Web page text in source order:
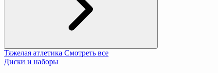
Тяжелая атлетика Смотреть все
Диски и наборы